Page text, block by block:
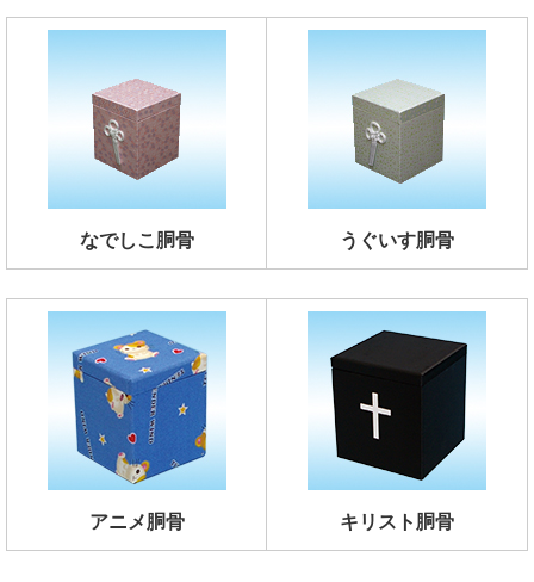
なでしこ胴骨 うぐいす胴骨
アニメ胴骨 キリスト胴骨